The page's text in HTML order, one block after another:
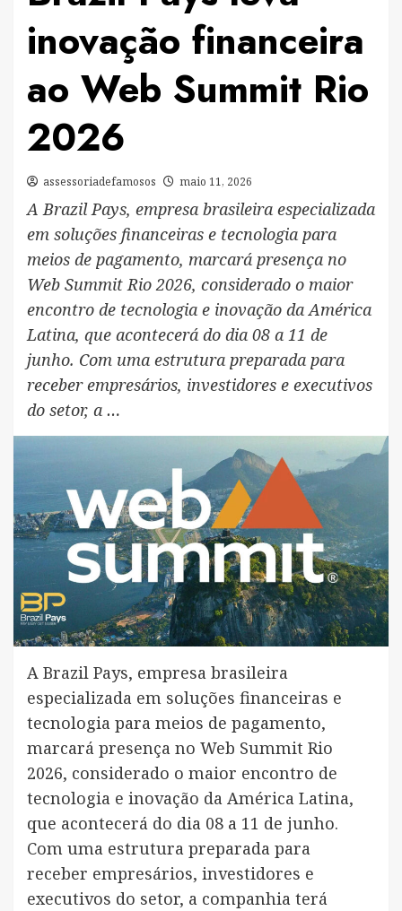
inovação financeira
ao Web Summit Rio
2026
assessoriadefamosos maio 11, 2026
A Brazil Pays, empresa brasileira especializada
em soluções financeiras e tecnologia para
meios de pagamento, marcará presença no
Web Summit Rio 2026, considerado o maior
encontro de tecnologia e inovação da América
Latina, que acontecerá do dia 08 a 11 de
junho. Com uma estrutura preparada para
receber empresários, investidores e executivos
do setor, a …
A Brazil Pays, empresa brasileira
especializada em soluções financeiras e
tecnologia para meios de pagamento,
marcará presença no Web Summit Rio
2026, considerado o maior encontro de
tecnologia e inovação da América Latina,
que acontecerá do dia 08 a 11 de junho.
Com uma estrutura preparada para
receber empresários, investidores e
executivos do setor, a companhia terá